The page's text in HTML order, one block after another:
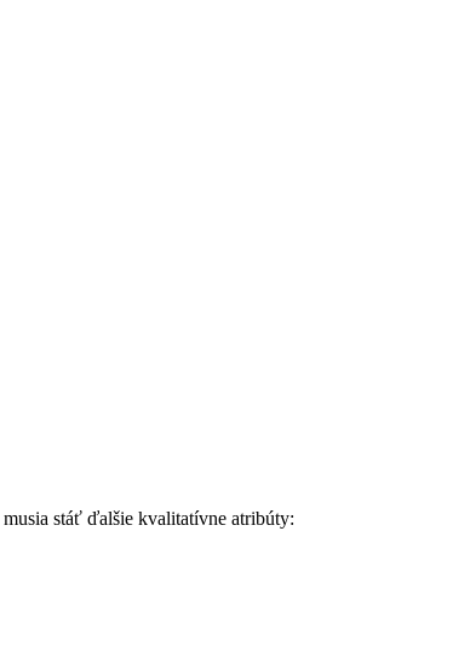
stáť ďalšie kvalitatívne atribúty: